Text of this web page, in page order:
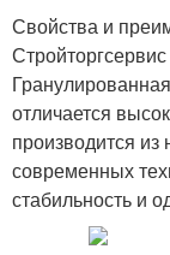
Свойства и
Стройторгсервис
отличается
производится
современных
стабильность и